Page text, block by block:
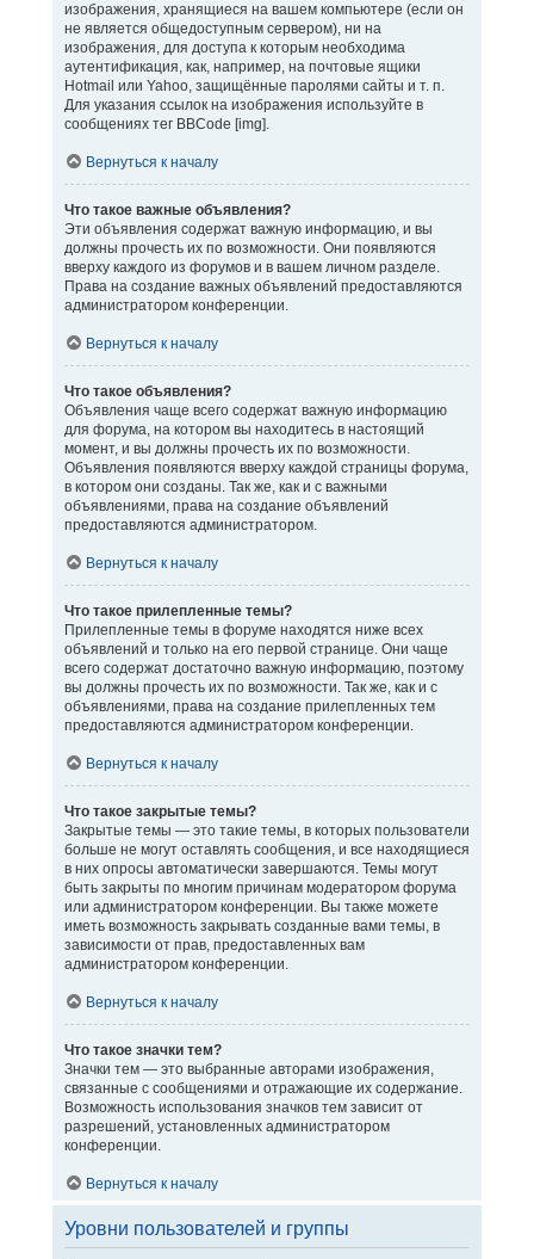
изображения, хранящиеся на вашем компьютере (если он
не является общедоступным сервером), ни на
изображения, для доступа к которым необходима
аутентификация, как, например, на почтовые ящики
Hotmail или Yahoo, защищённые паролями сайты и т. п.
Для указания ссылок на изображения используйте в
сообщениях тег BBCode [img].
Вернуться к началу
Что такое важные объявления?
Эти объявления содержат важную информацию, и вы
должны прочесть их по возможности. Они появляются
вверху каждого из форумов и в вашем личном разделе.
Права на создание важных объявлений предоставляются
администратором конференции.
Вернуться к началу
Что такое объявления?
Объявления чаще всего содержат важную информацию
для форума, на котором вы находитесь в настоящий
момент, и вы должны прочесть их по возможности.
Объявления появляются вверху каждой страницы форума,
в котором они созданы. Так же, как и с важными
объявлениями, права на создание объявлений
предоставляются администратором.
Вернуться к началу
Что такое прилепленные темы?
Прилепленные темы в форуме находятся ниже всех
объявлений и только на его первой странице. Они чаще
всего содержат достаточно важную информацию, поэтому
вы должны прочесть их по возможности. Так же, как и с
объявлениями, права на создание прилепленных тем
предоставляются администратором конференции.
Вернуться к началу
Что такое закрытые темы?
Закрытые темы — это такие темы, в которых пользователи
больше не могут оставлять сообщения, и все находящиеся
в них опросы автоматически завершаются. Темы могут
быть закрыты по многим причинам модератором форума
или администратором конференции. Вы также можете
иметь возможность закрывать созданные вами темы, в
зависимости от прав, предоставленных вам
администратором конференции.
Вернуться к началу
Что такое значки тем?
Значки тем — это выбранные авторами изображения,
связанные с сообщениями и отражающие их содержание.
Возможность использования значков тем зависит от
разрешений, установленных администратором
конференции.
Вернуться к началу
Уровни пользователей и группы